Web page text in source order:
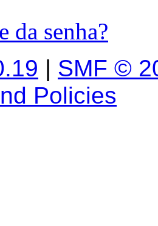
da senha?
| SMF ©
Policies